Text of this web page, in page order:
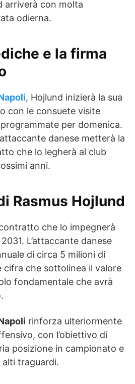
arriverà con molta
odierna.
e la firma
, Hojlund inizierà la sua
con le consuete visite
per domenica.
danese metterà la
che lo legherà al club
anni.
Rasmus Hojlund
che lo impegnerà
L’attaccante danese
di circa 5 milioni di
cifra che sottolinea il valore
fondamentale che avrà
rinforza ulteriormente
con l’obiettivo di
posizione in campionato e
traguardi.